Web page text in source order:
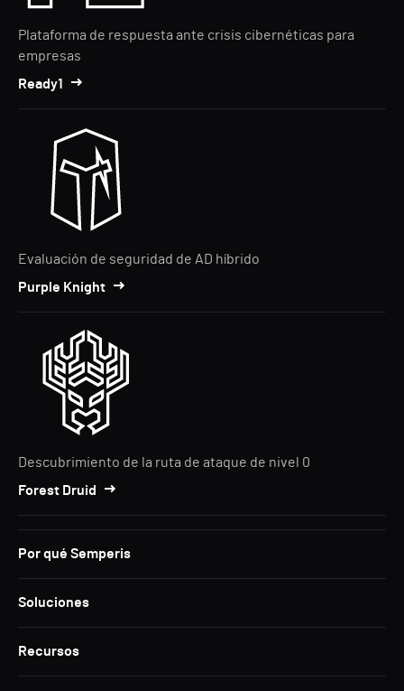
Plataforma de respuesta ante crisis cibernéticas para
empresas
Ready1
Evaluación de seguridad de AD híbrido
Purple Knight
Descubrimiento de la ruta de ataque de nivel 0
Forest Druid
Por qué Semperis
Soluciones
Recursos